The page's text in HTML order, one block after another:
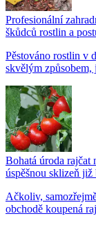
Profesionální
škůdců rostlin a
Pěstováno rostlin v
skvělým způsobem,
Bohatá úroda rajčat
úspěšnou sklizeň již
Ačkoliv,
obchodě koupená